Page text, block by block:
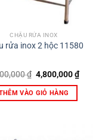
CHẬU RỬA INOX
rửa inox 2 hộc 11580
₫ Giá
gốc
là:
5,500,000 ₫.
4,800,000₫Giá
hiện
VÀO GIỎ HÀNG